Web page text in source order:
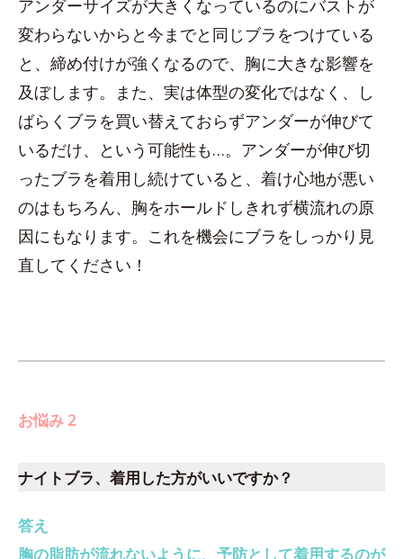
アンダーサイズが大きくなっているのにバストが
変わらないからと今までと同じブラをつけている
と、締め付けが強くなるので、胸に大きな影響を
及ぼします。また、実は体型の変化ではなく、し
ばらくブラを買い替えておらずアンダーが伸びて
いるだけ、という可能性も…。アンダーが伸び切
ったブラを着用し続けていると、着け心地が悪い
のはもちろん、胸をホールドしきれず横流れの原
因にもなります。これを機会にブラをしっかり見
直してください！
お悩み 2
ナイトブラ、着用した方がいいですか？
答え
胸の脂肪が流れないように、予防として着用するのが